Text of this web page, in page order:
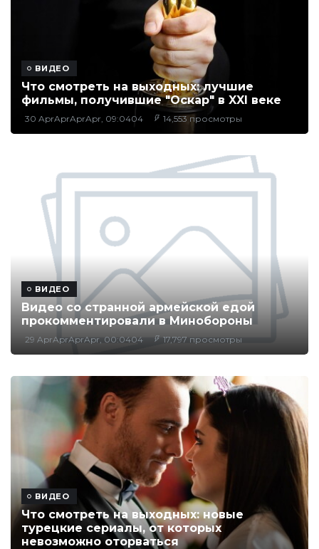
ВИДЕО
Что смотреть на выходных: лучшие
фильмы, получившие "Оскар" в XXI веке
30 AprAprAprApr, 09:0404 14,553 просмотры
ВИДЕО
Видео со странной армейской едой
прокомментировали в Минобороны
29 AprAprAprApr, 00:0404 17,797 просмотры
ВИДЕО
Что смотреть на выходных: новые
турецкие сериалы, от которых
невозможно оторваться